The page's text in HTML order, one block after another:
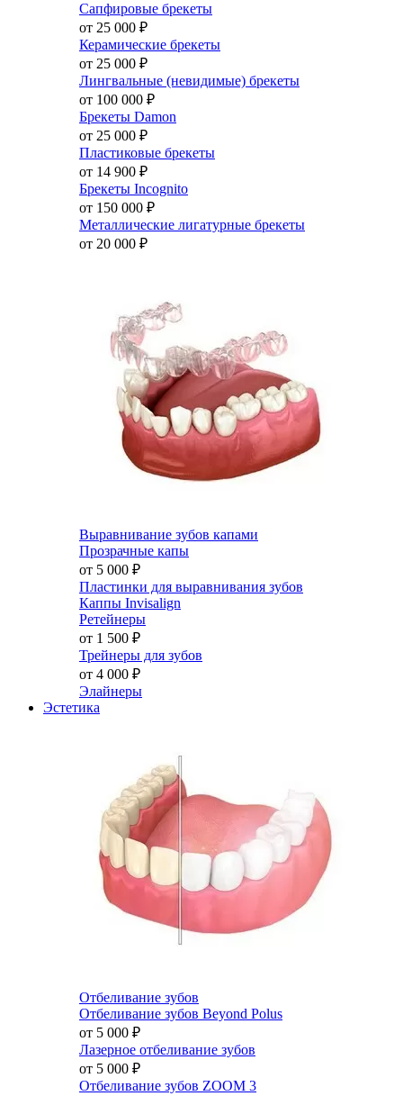
Сапфировые брекеты
от 25 000 ₽
Керамические брекеты
от 25 000 ₽
Лингвальные (невидимые) брекеты
от 100 000 ₽
Брекеты Damon
от 25 000 ₽
Пластиковые брекеты
от 14 900 ₽
Брекеты Incognito
от 150 000 ₽
Металлические лигатурные брекеты
от 20 000 ₽
Выравнивание зубов капами
Прозрачные капы
от 5 000 ₽
Пластинки для выравнивания зубов
Каппы Invisalign
Ретейнеры
от 1 500 ₽
Трейнеры для зубов
от 4 000 ₽
Элайнеры
Эстетика
Отбеливание зубов
Отбеливание зубов Beyond Polus
от 5 000 ₽
Лазерное отбеливание зубов
от 5 000 ₽
Отбеливание зубов ZOOM 3